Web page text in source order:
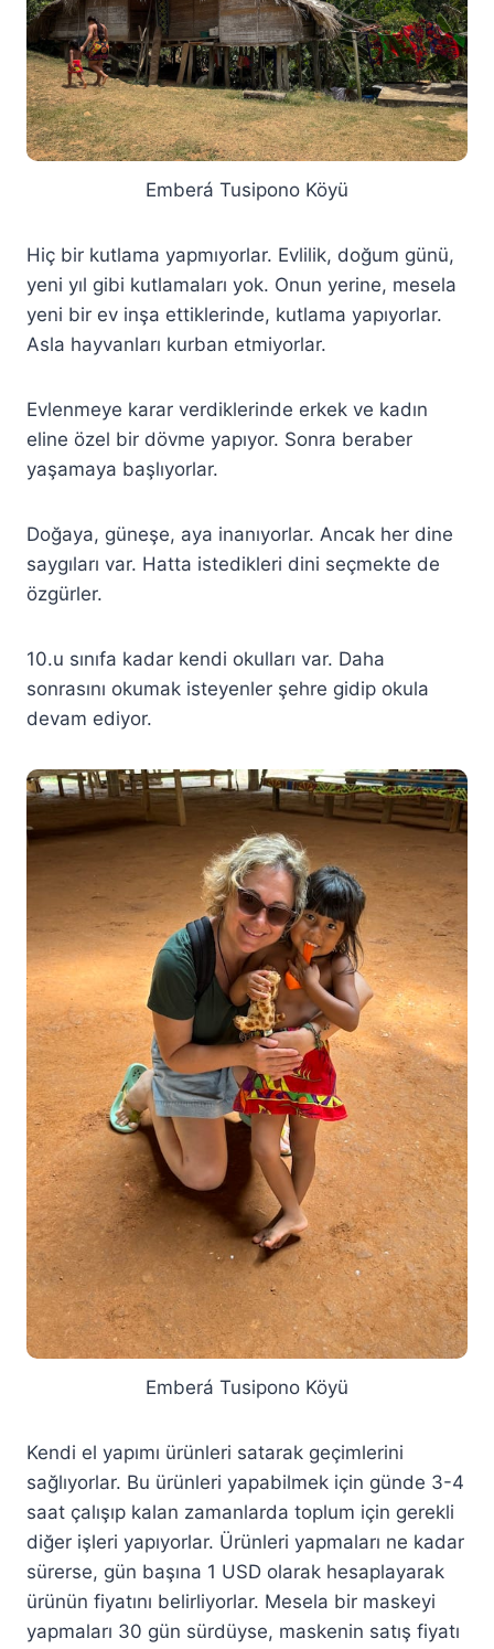
Emberá Tusipono Köyü
Hiç bir kutlama yapmıyorlar. Evlilik, doğum günü,
yeni yıl gibi kutlamaları yok. Onun yerine, mesela
yeni bir ev inşa ettiklerinde, kutlama yapıyorlar.
Asla hayvanları kurban etmiyorlar.
Evlenmeye karar verdiklerinde erkek ve kadın
eline özel bir dövme yapıyor. Sonra beraber
yaşamaya başlıyorlar.
Doğaya, güneşe, aya inanıyorlar. Ancak her dine
saygıları var. Hatta istedikleri dini seçmekte de
özgürler.
10.u sınıfa kadar kendi okulları var. Daha
sonrasını okumak isteyenler şehre gidip okula
devam ediyor.
Emberá Tusipono Köyü
Kendi el yapımı ürünleri satarak geçimlerini
sağlıyorlar. Bu ürünleri yapabilmek için günde 3-4
saat çalışıp kalan zamanlarda toplum için gerekli
diğer işleri yapıyorlar. Ürünleri yapmaları ne kadar
sürerse, gün başına 1 USD olarak hesaplayarak
ürünün fiyatını belirliyorlar. Mesela bir maskeyi
yapmaları 30 gün sürdüyse, maskenin satış fiyatı